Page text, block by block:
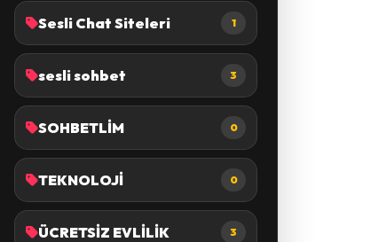
Sesli Chat Siteleri 1
sesli sohbet 3
SOHBETLİM 0
TEKNOLOJİ 0
ÜCRETSİZ EVLİLİK 3